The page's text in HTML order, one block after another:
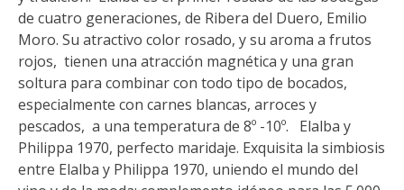
de cuatro generaciones, de Ribera del Duero, Emilio
Moro. Su atractivo color rosado, y su aroma a frutos
rojos, tienen una atracción magnética y una gran
soltura para combinar con todo tipo de bocados,
especialmente con carnes blancas, arroces y
pescados, a una temperatura de 8º -10º. Elalba y
Philippa 1970, perfecto maridaje. Exquisita la simbiosis
entre Elalba y Philippa 1970, uniendo el mundo del